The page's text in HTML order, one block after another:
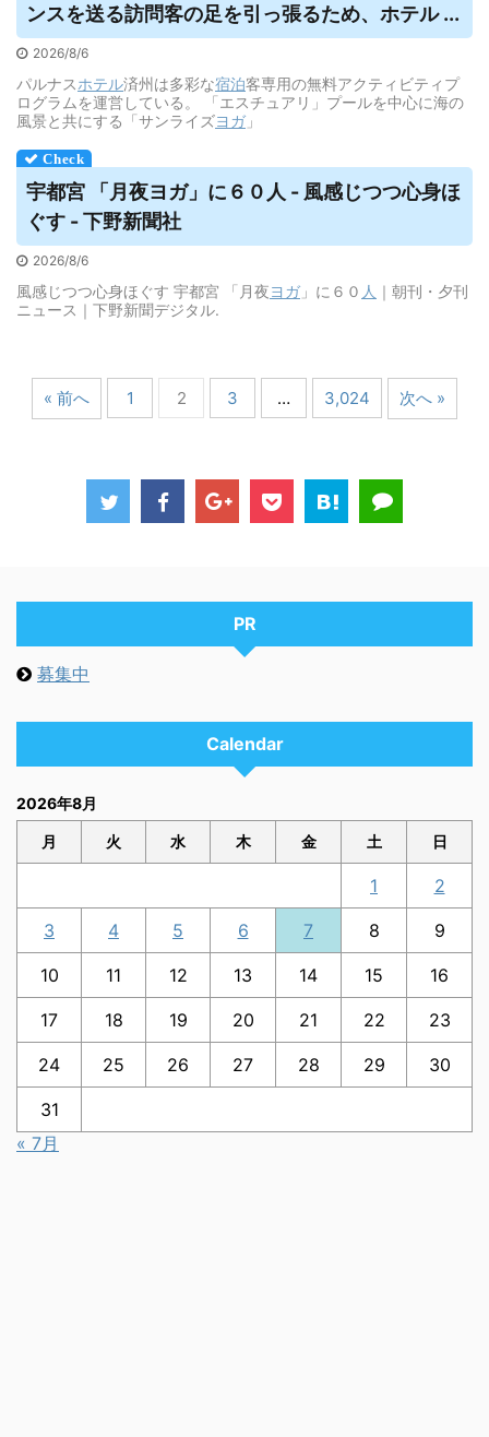
ンスを送る訪問客の足を引っ張るため、ホテル ...
2026/8/6
パルナスホテル済州は多彩な宿泊客専用の無料アクティビティプ
ログラムを運営している。 「エスチュアリ」プールを中心に海の
風景と共にする「サンライズヨガ 」
宇都宮 「月夜ヨガ」に６０人 - 風感じつつ心身ほ
ぐす - 下野新聞社
2026/8/6
風感じつつ心身ほぐす 宇都宮 「月夜ヨガ 」に６０ 人 ｜朝刊・夕刊
ニュース｜下野新聞デジタル.
« 前へ 1 2 3 … 3,024 次へ »
PR
募集中
Calendar
2026年8月
月 火 水 木 金 土 日
1 2
3 4 5 6 7 8 9
10 11 12 13 14 15 16
17 18 19 20 21 22 23
24 25 26 27 28 29 30
31
« 7月